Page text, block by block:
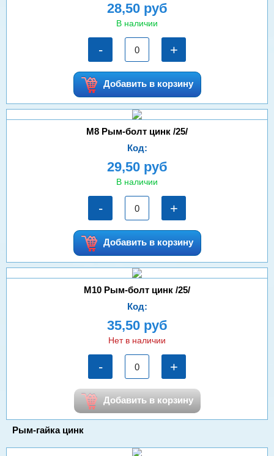
28,50 руб
В наличии
- +
Добавить в корзину
М8 Рым-болт цинк /25/
Код:
29,50 руб
В наличии
- +
Добавить в корзину
М10 Рым-болт цинк /25/
Код:
35,50 руб
Нет в наличии
- +
Добавить в корзину
Рым-гайка цинк